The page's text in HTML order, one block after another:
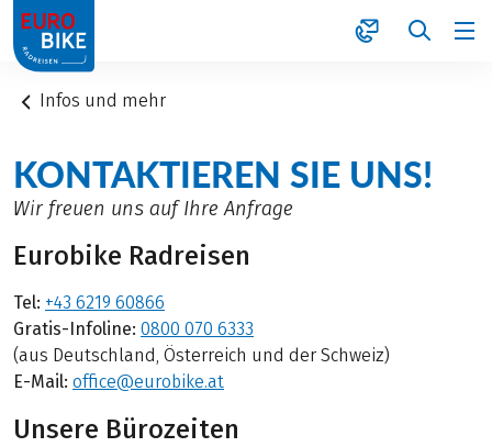
1
Infos und mehr
KONTAKTIEREN SIE UNS!
Wir freuen uns auf Ihre Anfrage
Eurobike Radreisen
Tel: +43 6219 60866
Gratis-Infoline: 0800 070 6333
(aus Deutschland, Österreich und der Schweiz)
E-Mail: office@eurobike.at
Unsere Bürozeiten